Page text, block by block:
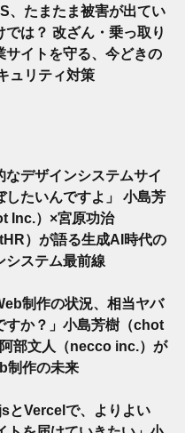
、たまたま被害が出てい
では？ 改ざん・乗っ取り
サイトを守る、今どきの
ュリティ対策
なデザインシステムサイ
したいんですよ」 小島芳
Inc.）×宮原功治
）が語る生成AI時代の
システム最前線
制作の状況、相当ヤバ
すか？」小島芳樹（chot
部文人（necco inc.）が
制作の未来
とVercelで、よりよい